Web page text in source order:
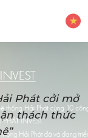
Phát cởi mở
thách thức